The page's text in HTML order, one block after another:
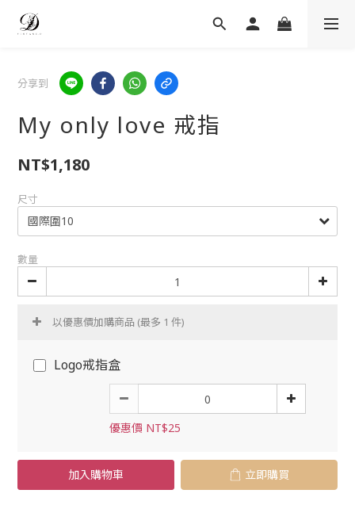
分享到
My only love 戒指
NT$1,180
尺寸
數量
以優惠價加購商品 (最多 1 件)
Logo戒指盒
優惠價 NT$25
加入購物車 立即購買